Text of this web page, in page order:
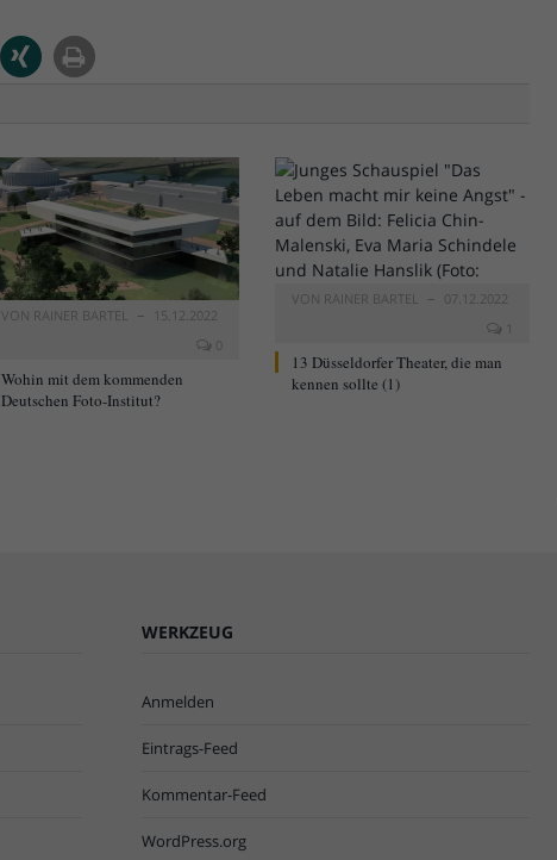
VON RAINER BARTEL
15.12.2022
0
Wohin mit dem kommenden
Deutschen Foto-Institut?
VON RAINER BARTEL
07.12.2022
1
13 Düsseldorfer Theater, die man
kennen sollte (1)
WERKZEUG
Anmelden
Eintrags-Feed
Kommentar-Feed
WordPress.org